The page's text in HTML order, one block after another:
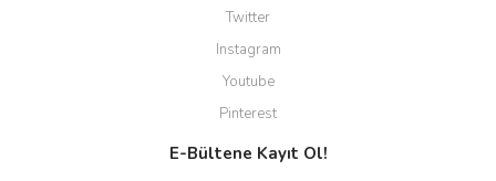
Twitter
Instagram
Youtube
Pinterest
E-Bültene Kayıt Ol!